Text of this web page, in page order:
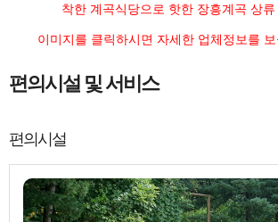
착한 계곡식당으로 핫한 장흥계곡 상
이미지를 클릭하시면 자세한 업체정보를
편의시설 및 서비스
편의시설